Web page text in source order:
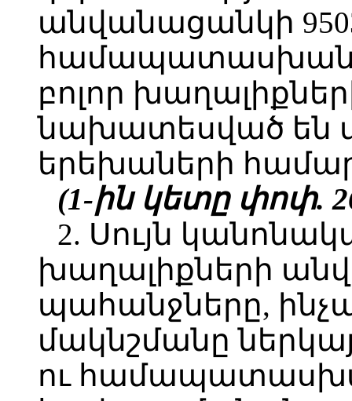
անվանացանկի
համապատասխան
բոլոր
նախատեսված են
երեխաների
(1-ին կետը փոփ.
2. Սույն
խաղալիքների
պահանջները,
մակնշմանը
ու